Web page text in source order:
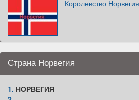
Королевство Норвегия
Страна Норвегия
1. НОРВЕГИЯ